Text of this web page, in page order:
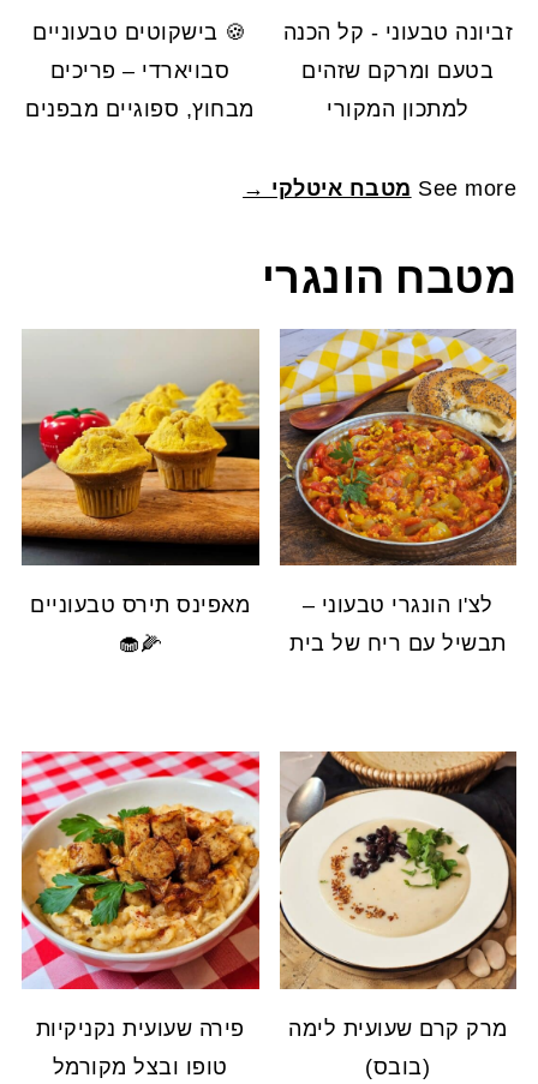
זביונה טבעוני - קל הכנה
בטעם ומרקם שזהים
למתכון המקורי
🍪 בישקוטים טבעוניים
סבויארדי – פריכים
מבחוץ, ספוגיים מבפנים
See more מטבח איטלקי →
מטבח הונגרי
לצ'ו הונגרי טבעוני –
תבשיל עם ריח של בית
מאפינס תירס טבעוניים
🌽🧁
מרק קרם שעועית לימה
(בובס)
פירה שעועית נקניקיות
טופו ובצל מקורמל